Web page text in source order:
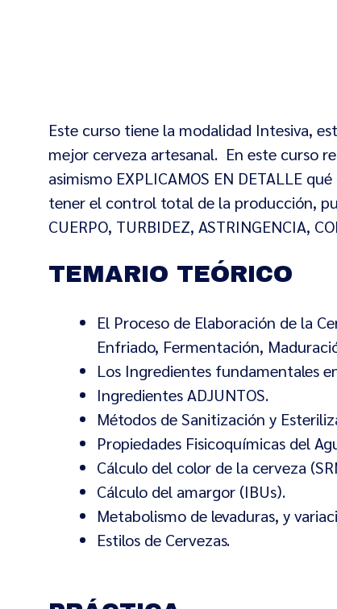
Este curso tiene la modalidad Intesiva,
mejor cerveza artesanal. En este curso
asimismo EXPLICAMOS EN DETALLE
tener el control total de la producción,
CUERPO, TURBIDEZ, ASTRINGENCIA,
TEMARIO TEÓRICO
El Proceso de Elaboración de la
Enfriado, Fermentación,
Los Ingredientes fundamentales
Ingredientes ADJUNTOS.
Métodos de Sanitización y
Propiedades Fisicoquímicas del
Cálculo del color de la cerveza
Cálculo del amargor (IBUs).
Metabolismo de levaduras, y
Estilos de Cervezas.